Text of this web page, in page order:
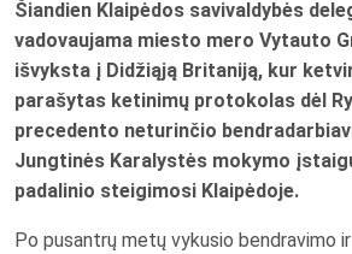
Šiandien Klaipėdos savivaldybės
vadovaujama miesto mero Vytauto
išvyksta į Didžiąją Britaniją, kur
parašytas ketinimų protokolas dėl
precedento neturinčio
Jungtinės Karalystės mokymo
padalinio steigimosi Klaipėdoje.
Po pusantrų metų vykusio bendravimo